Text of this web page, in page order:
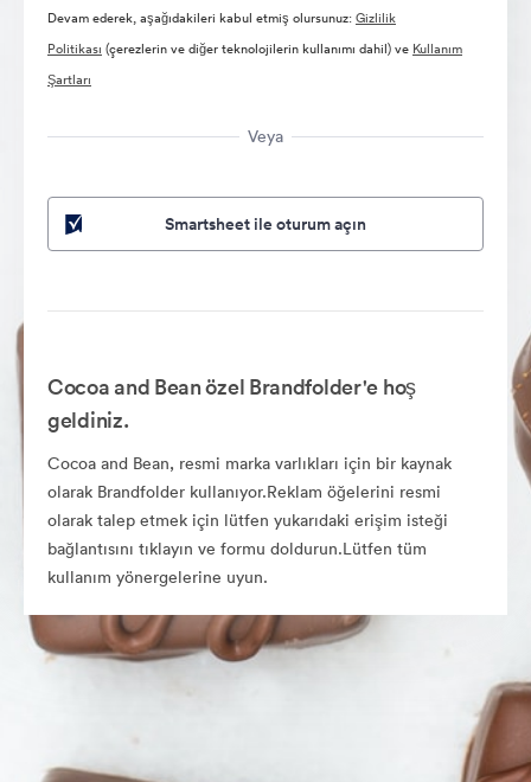
Devam ederek, aşağıdakileri kabul etmiş olursunuz:Gizlilik
Politikası (çerezlerin ve diğer teknolojilerin kullanımı dahil) ve Kullanım
Şartları
Veya
Smartsheet ile oturum açın
Cocoa and Bean özel Brandfolder'e hoş
geldiniz.
Cocoa and Bean, resmi marka varlıkları için bir kaynak
olarak Brandfolder kullanıyor.Reklam öğelerini resmi
olarak talep etmek için lütfen yukarıdaki erişim isteği
bağlantısını tıklayın ve formu doldurun.Lütfen tüm
kullanım yönergelerine uyun.